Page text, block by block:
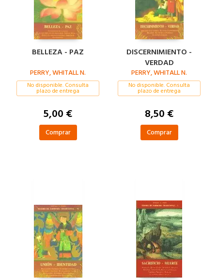
BELLEZA - PAZ
PERRY, WHITALL N.
No disponible. Consulta
plazo de entrega
5,00 €
Comprar
DISCERNIMIENTO -
VERDAD
PERRY, WHITALL N.
No disponible. Consulta
plazo de entrega
8,50 €
Comprar